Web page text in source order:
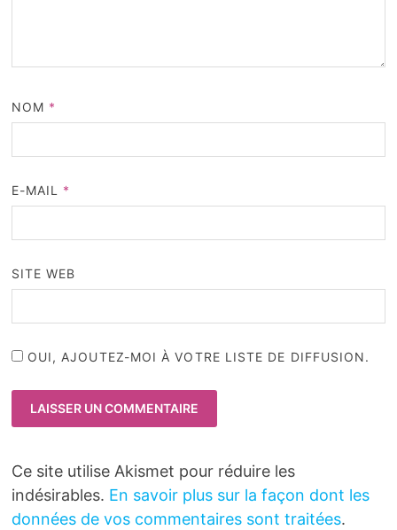
NOM *
E-MAIL *
SITE WEB
OUI, AJOUTEZ-MOI À VOTRE LISTE DE DIFFUSION.
Ce site utilise Akismet pour réduire les
indésirables. En savoir plus sur la façon dont les
données de vos commentaires sont traitées.